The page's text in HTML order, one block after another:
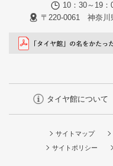
10：30～19
〒220-0061 神奈川
タイヤ館について
サイトマップ
サイトポリシー